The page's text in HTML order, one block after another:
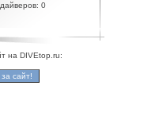
0
на DIVEtop.ru: